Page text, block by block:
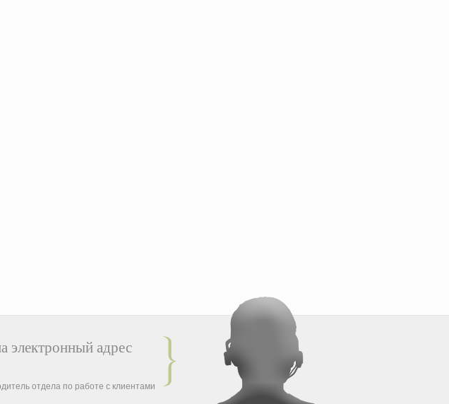
электронный адрес
отдела по работе с клиентами